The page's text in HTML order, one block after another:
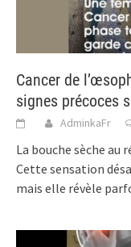
Cancer de
signes précoces
AdminkaFr
La bouche sèche au
Cette sensation
mais elle révèle